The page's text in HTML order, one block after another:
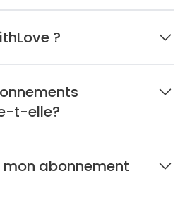
?
t-elle?
abonnement